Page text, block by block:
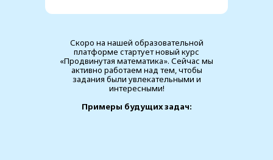
Скоро на нашей образовательной
платформе стартует новый курс
«Продвинутая математика». Сейчас мы
активно работаем над тем, чтобы
задания были увлекательными и
интересными!
Примеры будущих задач: